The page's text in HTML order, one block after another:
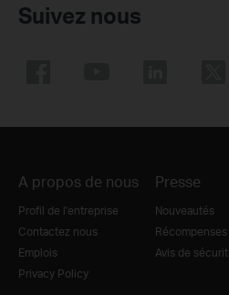
Suivez nous
A propos de nous
Profil de l'entreprise
Contactez nous
Emplois
Privacy Policy
Presse
Nouveautés
Récompenses
Avis de